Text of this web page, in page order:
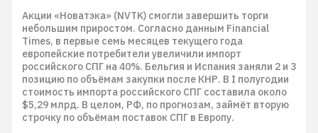
Акции «Новатэка» (NVTK) смогли завершить торги
небольшим приростом. Согласно данным Financial
Times, в первые семь месяцев текущего года
европейские потребители увеличили импорт
российского СПГ на 40%. Бельгия и Испания заняли 2 и 3
позицию по объёмам закупки после КНР. В I полугодии
стоимость импорта российского СПГ составила около
$5,29 млрд. В целом, РФ, по прогнозам, займёт вторую
строчку по объёмам поставок СПГ в Европу.